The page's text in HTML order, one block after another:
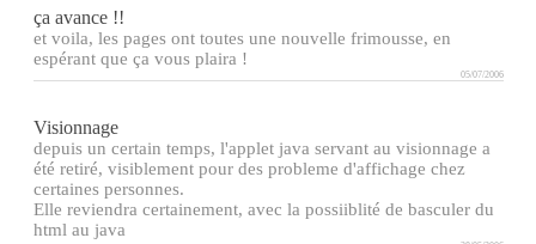
ça avance !!
et voila, les pages ont toutes une nouvelle frimousse, en
espérant que ça vous plaira !
05/07/2006
Visionnage
depuis un certain temps, l'applet java servant au visionnage a
été retiré, visiblement pour des probleme d'affichage chez
certaines personnes.
Elle reviendra certainement, avec la possiiblité de basculer du
html au java